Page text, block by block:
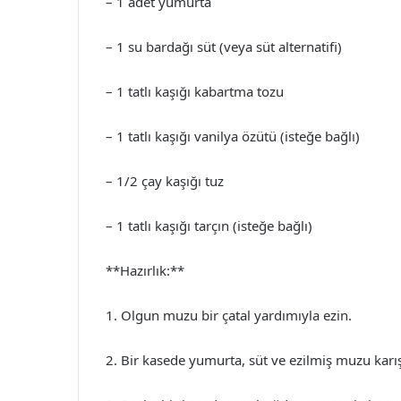
– 1 su bardağı süt (veya süt alternatifi)
– 1 tatlı kaşığı kabartma tozu
– 1 tatlı kaşığı vanilya özütü (isteğe bağlı)
– 1/2 çay kaşığı tuz
– 1 tatlı kaşığı tarçın (isteğe bağlı)
**Hazırlık:**
1. Olgun muzu bir çatal yardımıyla ezin.
2. Bir kasede yumurta, süt ve ezilmiş muzu